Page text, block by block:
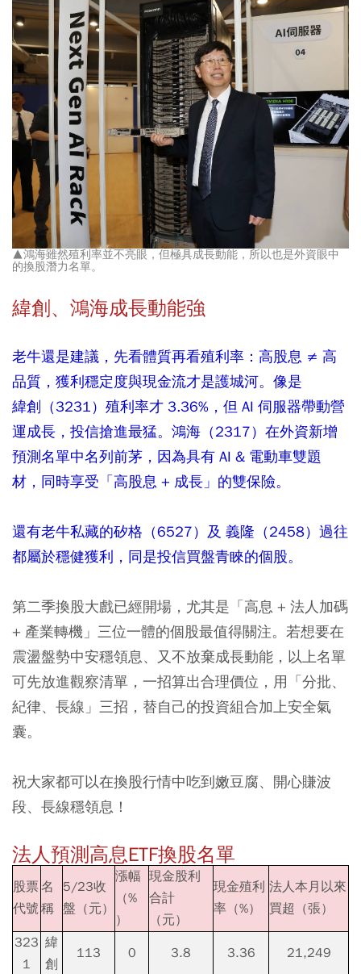
▲鴻海雖然殖利率並不亮眼，但極具成長動能，所以也是外資眼中
的換股潛力名單。
緯創、鴻海成長動能強
老牛還是建議，先看體質再看殖利率：高股息 ≠ 高
品質，獲利穩定度與現金流才是護城河。 像是
緯創（3231） 殖利率才 3.36%，但 AI 伺服器帶動營
運成長，投信搶進最猛。 鴻海（2317） 在外資新增
預測名單中名列前茅，因為具有 AI & 電動車雙題
材，同時享受「高股息 + 成長」的雙保險。
還有老牛私藏的矽格（6527）及 義隆（2458）過往
都屬於穩健獲利，同是投信買盤青睞的個股。
第二季換股大戲已經開場，尤其是「高息 + 法人加碼
+ 產業轉機」三位一體的個股最值得關注。若想要在
震盪盤勢中安穩領息、又不放棄成長動能，以上名單
可先放進觀察清單，一招算出合理價位，用「分批、
紀律、長線」三招，替自己的投資組合加上安全氣
囊。
祝大家都可以在換股行情中吃到嫩豆腐、開心賺波
段、長線穩領息！
法人預測高息ETF換股名單
股票
代號
名
稱
5/23收
盤（元）
漲幅
（%
）
現金股利
合計
（元）
現金殖利
率（%）
法人本月以來
買超（張）
323
1
緯
創
113 0 3.8 3.36 21,249